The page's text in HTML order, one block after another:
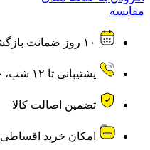
ایرموس
JEQANG
مدل
509
مقایسه
۱۰ روز ضمانت بازگشت
پشتیبانی تا ۱۲ شب، حتی جمعه‌ها
تضمین اصالت کالا
امکان خرید اقساطی